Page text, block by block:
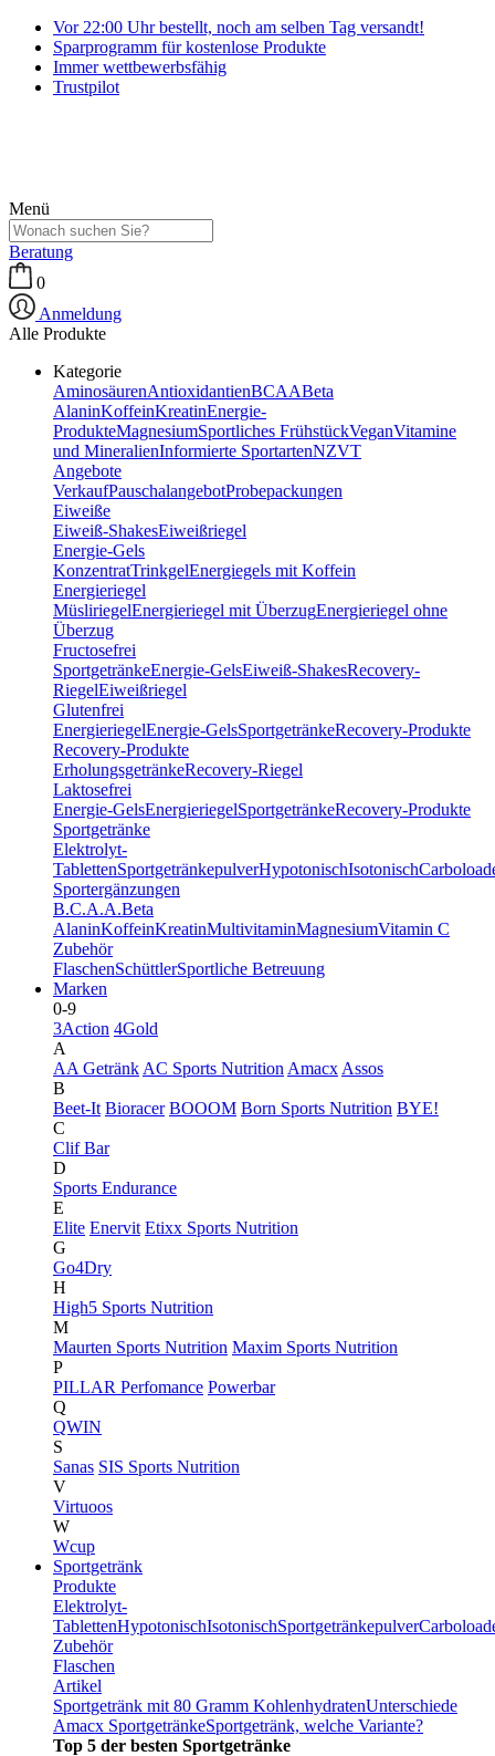
Vor 22:00 Uhr bestellt, noch am selben Tag versandt!
Sparprogramm für kostenlose Produkte
Immer wettbewerbsfähig
Trustpilot
Menü
Beratung
0
Anmeldung
Alle Produkte
Kategorie
AminosäurenAntioxidantienBCAABeta
AlaninKoffeinKreatinEnergie-
ProdukteMagnesiumSportliches FrühstückVeganVitamine
und MineralienInformierte SportartenNZVT
Angebote
VerkaufPauschalangebotProbepackungen
Eiweiße
Eiweiß-ShakesEiweißriegel
Energie-Gels
KonzentratTrinkgelEnergiegels mit Koffein
Energieriegel
MüsliriegelEnergieriegel mit ÜberzugEnergieriegel ohne
Überzug
Fructosefrei
SportgetränkeEnergie-GelsEiweiß-ShakesRecovery-
RiegelEiweißriegel
Glutenfrei
EnergieriegelEnergie-GelsSportgetränkeRecovery-Produkte
Recovery-Produkte
ErholungsgetränkeRecovery-Riegel
Laktosefrei
Energie-GelsEnergieriegelSportgetränkeRecovery-Produkte
Sportgetränke
Elektrolyt-
TablettenSportgetränkepulverHypotonischIsotonisch
Sportergänzungen
B.C.A.A.Beta
AlaninKoffeinKreatinMultivitaminMagnesiumVitamin C
Zubehör
FlaschenSchüttlerSportliche Betreuung
Marken
0-9
3Action 4Gold
A
AA Getränk AC Sports Nutrition Amacx Assos
B
Beet-It Bioracer BOOOM Born Sports Nutrition BYE!
C
Clif Bar
D
Sports Endurance
E
Elite Enervit Etixx Sports Nutrition
G
Go4Dry
H
High5 Sports Nutrition
M
Maurten Sports Nutrition Maxim Sports Nutrition
P
PILLAR Perfomance Powerbar
Q
QWIN
S
Sanas SIS Sports Nutrition
V
Virtuoos
W
Wcup
Sportgetränk
Produkte
Elektrolyt-
TablettenHypotonischIsotonischSportgetränkepulver
Zubehör
Flaschen
Artikel
Sportgetränk mit 80 Gramm KohlenhydratenUnterschiede
Amacx SportgetränkeSportgetränk, welche Variante?
Top 5 der besten Sportgetränke